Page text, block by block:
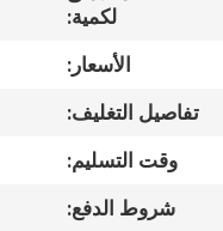
جولة
المعمل
ضبط
الجودة
لكمية:
الأسعار:
تفاصيل التغليف:
وقت التسليم:
شروط الدفع: